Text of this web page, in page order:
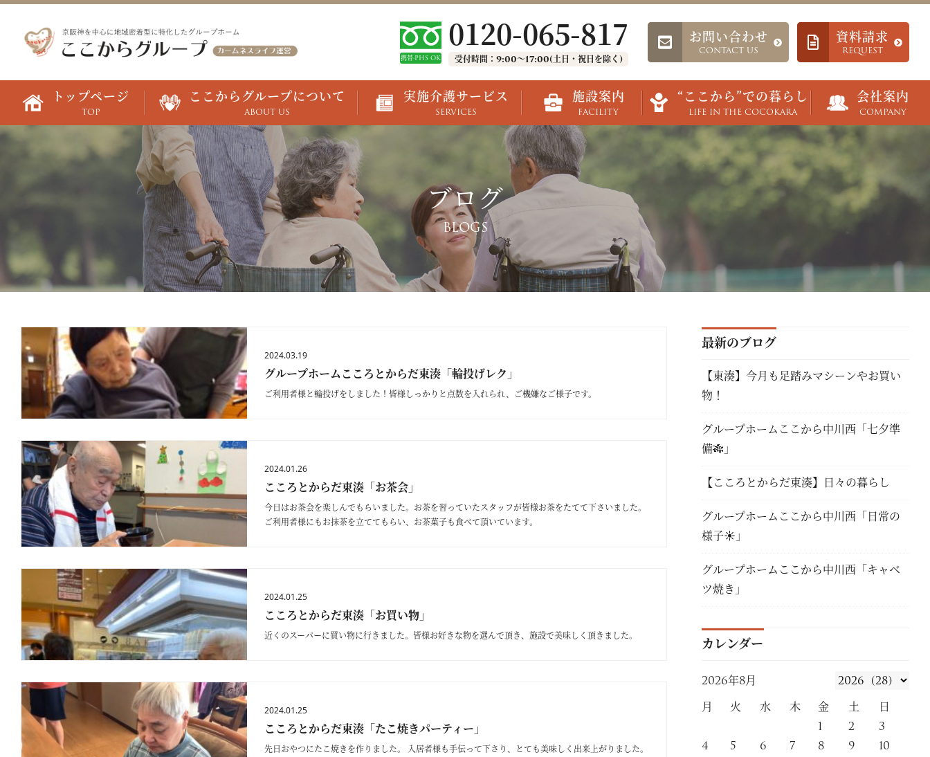
携帯·PHS OK
0120-065-817
受付時間：9:00～17:00(土日・祝日を除く)
お問い合わせ
CONTACT US
資料請求
REQUEST
トップページ
TOP
ここからグループについて
ABOUT US
実施介護サービス
SERVICES
施設案内
FACILITY
“ここから”での暮らし
LIFE IN THE COCOKARA
会社案内
COMPANY
ブログ
BLOGS
2024.03.19
グループホームこころとからだ東湊「輪投げレク」
ご利用者様と輪投げをしました！皆様しっかりと点数を入れられ、ご機嫌なご様子です。
2024.01.26
こころとからだ東湊「お茶会」
今日はお茶会を楽しんでもらいました。お茶を習っていたスタッフが皆様お茶をたてて下さいました。
ご利用者様にもお抹茶を立ててもらい、お茶菓子も食べて頂いています。
2024.01.25
こころとからだ東湊「お買い物」
近くのスーパーに買い物に行きました。皆様お好きな物を選んで頂き、施設で美味しく頂きました。
2024.01.25
こころとからだ東湊「たこ焼きパーティー」
先日おやつにたこ焼きを作りました。 入居者様も手伝って下さり、とても美味しく出来上がりました。
最新のブログ
【東湊】今月も足踏みマシーンやお買い
物！
グループホームここから中川西「七夕準
備🎋」
【こころとからだ東湊】日々の暮らし
グループホームここから中川西「日常の
様子☀」
グループホームここから中川西「キャベ
ツ焼き」
カレンダー
2026年8月
月
火 水 木 金 土
日
1
2
3
4
5 6 7 8 9
10